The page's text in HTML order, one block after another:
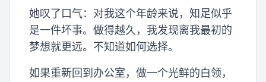
她叹了口气：对我这个年龄来说，知足似乎
是一件坏事。做得越久，我发现离我最初的
梦想就更远。不知道如何选择。
如果重新回到办公室，做一个光鲜的白领，